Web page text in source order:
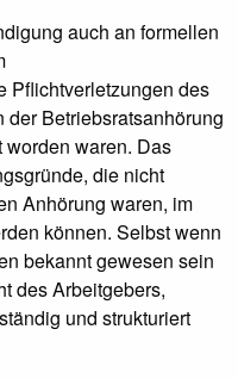
auch an formellen
Pflichtverletzungen des
Betriebsratsanhörung
worden waren. Das
die nicht
Anhörung waren, im
können. Selbst wenn
bekannt gewesen sein
des Arbeitgebers,
und strukturiert